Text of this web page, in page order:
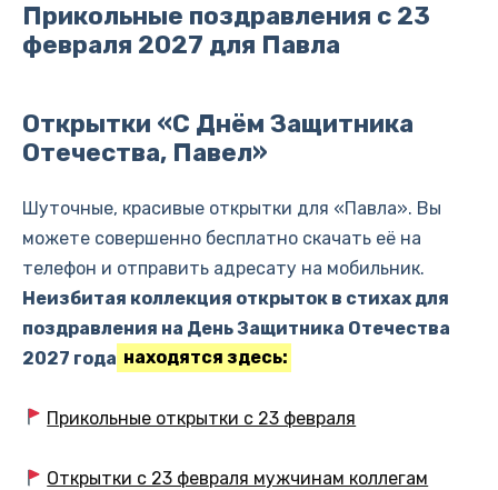
Прикольные поздравления с 23
февраля 2027 для Павла
Открытки «С Днём Защитника
Отечества, Павел»
Шуточные, красивые открытки для «Павла». Вы
можете совершенно бесплатно скачать её на
телефон и отправить адресату на мобильник.
Неизбитая коллекция открыток в стихах для
поздравления на День Защитника Отечества
2027 года находятся здесь:
Прикольные открытки с 23 февраля
Открытки с 23 февраля мужчинам коллегам